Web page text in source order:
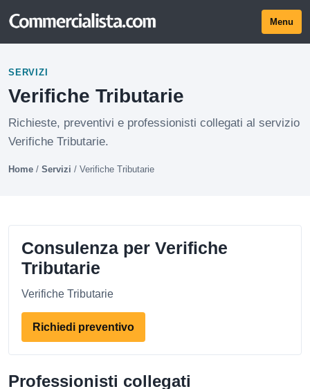
Menu
SERVIZI
Verifiche Tributarie
Richieste, preventivi e professionisti collegati al servizio
Verifiche Tributarie.
Home / Servizi / Verifiche Tributarie
Consulenza per Verifiche
Tributarie
Verifiche Tributarie
Richiedi preventivo
Professionisti collegati